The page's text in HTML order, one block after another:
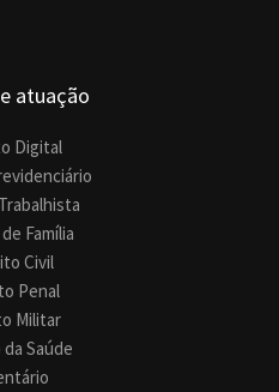
atuação
Digital
Família
Civil
Penal
Militar
Saúde